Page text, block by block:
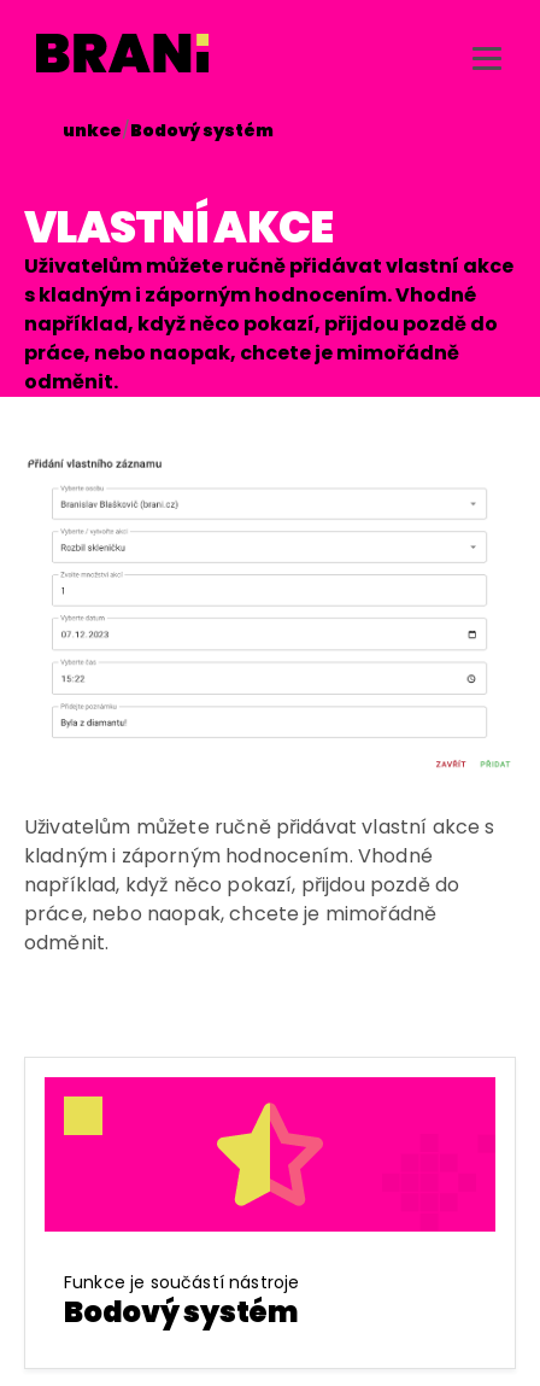
Funkce/Bodový systém
VLASTNÍ AKCE
Uživatelům můžete ručně přidávat vlastní akce
s kladným i záporným hodnocením. Vhodné
například, když něco pokazí, přijdou pozdě do
práce, nebo naopak, chcete je mimořádně
odměnit.
Uživatelům můžete ručně přidávat vlastní akce s
kladným i záporným hodnocením. Vhodné
například, když něco pokazí, přijdou pozdě do
práce, nebo naopak, chcete je mimořádně
odměnit.
Funkce je součástí nástroje
Bodový systém